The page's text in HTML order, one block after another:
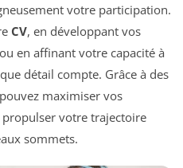
votre participation.
CV, en développant vos
en affinant votre capacité à
détail compte. Grâce à des
maximiser vos
propulser votre trajectoire
sommets.